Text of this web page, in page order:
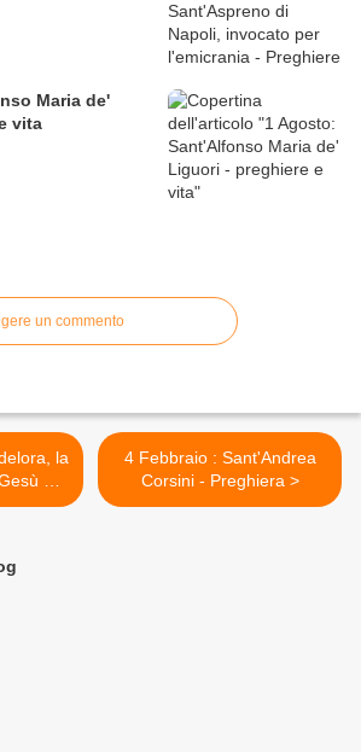
Maria de'
vita
un commento
al
4 Febbraio : Sant'Andrea
Corsini - Preghiera >